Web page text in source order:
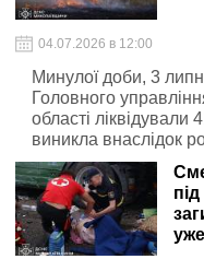
04.07.2026 в 12:00
Минулої доби, 3
Головного
області
виникла внаслідок